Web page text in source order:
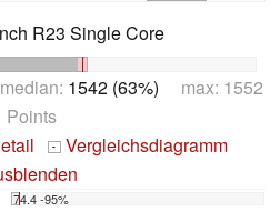
R23 Single Core
1542 (63%) max: 1552
Points
- Vergleichsdiagramm
74.4 -95%